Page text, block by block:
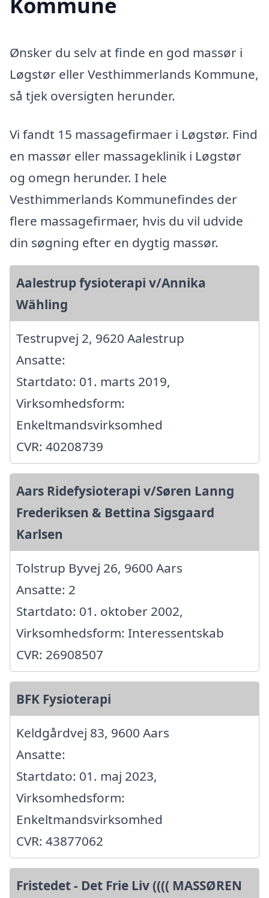
Ønsker du selv at finde en god massør i
Løgstør eller Vesthimmerlands Kommune,
så tjek oversigten herunder.
Vi fandt 15 massagefirmaer i Løgstør. Find
en massør eller massageklinik i Løgstør
og omegn herunder. I hele
Vesthimmerlands Kommunefindes der
flere massagefirmaer, hvis du vil udvide
din søgning efter en dygtig massør.
Aalestrup fysioterapi v/Annika
Wähling
Testrupvej 2, 9620 Aalestrup
Ansatte:
Startdato: 01. marts 2019,
Virksomhedsform:
Enkeltmandsvirksomhed
CVR: 40208739
Aars Ridefysioterapi v/Søren Lanng
Frederiksen & Bettina Sigsgaard
Karlsen
Tolstrup Byvej 26, 9600 Aars
Ansatte: 2
Startdato: 01. oktober 2002,
Virksomhedsform: Interessentskab
CVR: 26908507
BFK Fysioterapi
Keldgårdvej 83, 9600 Aars
Ansatte:
Startdato: 01. maj 2023,
Virksomhedsform:
Enkeltmandsvirksomhed
CVR: 43877062
Fristedet - Det Frie Liv (((( MASSØREN